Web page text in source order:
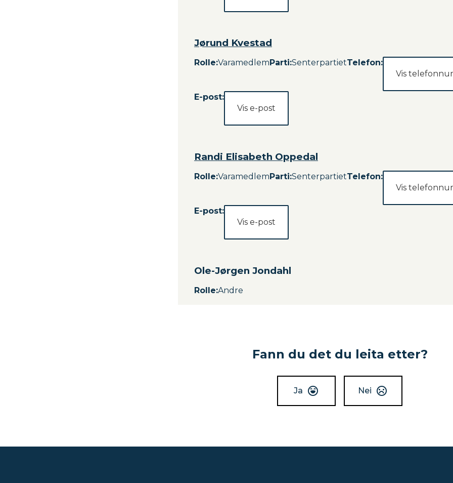
Jørund Kvestad
Rolle:Varamedlem Parti:SenterpartietTelefon:
Vis
E-post:
Vis e-post
Randi Elisabeth Oppedal
Rolle:VaramedlemParti:SenterpartietTelefon:
Vis
E-post:
Vis e-post
Ole-Jørgen Jondahl
Rolle:Andre
Fann du det du leita etter?
Ja Nei